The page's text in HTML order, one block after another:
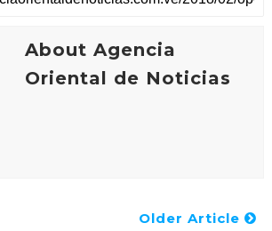
About Agencia
Oriental de Noticias
Older Article